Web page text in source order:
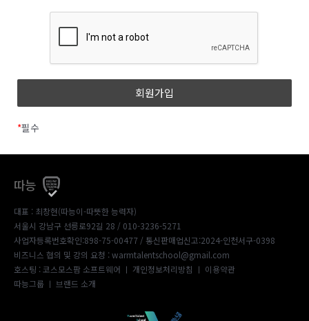
*필수
따능
대표 : 최창현(따능이-따뜻한 능력자)
서울시 강남구 선릉로92길 28 / 010-3236-5271
사업자등록번호확인:898-75-00477 / 통신판매업신고:2024-인천서구-0398
비즈니스 협의 및 강의 요청 : warmtalentschool@gmail.com
호스팅 : 코스모스팜 소프트웨어 ㅣ 개인정보처리방침 ㅣ 이용약관
따능그룹 ㅣ 브랜드 소개